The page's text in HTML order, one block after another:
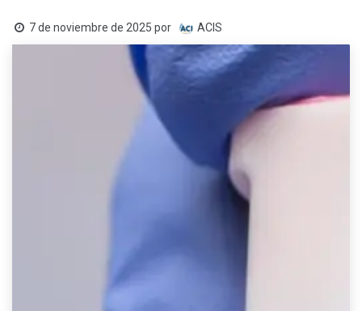
7 de noviembre de 2025 por ACIS